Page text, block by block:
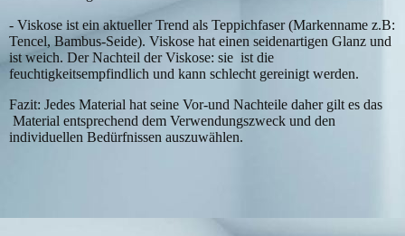
- Viskose ist ein aktueller Trend als Teppichfaser (Markenname z.B:
Tencel, Bambus-Seide). Viskose hat einen seidenartigen Glanz und
ist weich. Der Nachteil der Viskose: sie ist die
feuchtigkeitsempfindlich und kann schlecht gereinigt werden.
Fazit: Jedes Material hat seine Vor-und Nachteile daher gilt es das
Material entsprechend dem Verwendungszweck und den
individuellen Bedürfnissen auszuwählen.